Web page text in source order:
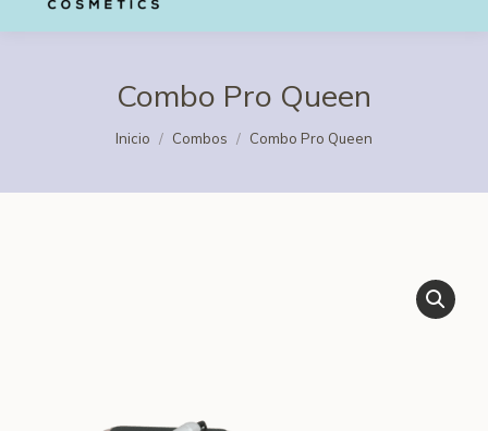
Combo Pro Queen
Estás aquí:
Inicio Combos Combo Pro Queen